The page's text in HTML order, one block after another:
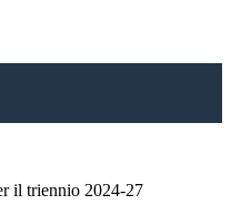
il triennio 2024-27